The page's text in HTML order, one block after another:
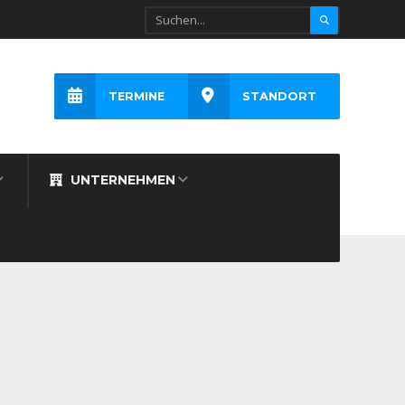
UNTERNEHMEN
TERMINE STANDORT